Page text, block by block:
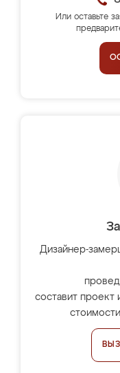
Или оставьте
Дизайнер-
составит проект